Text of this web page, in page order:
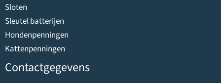
Sloten
Sleutel batterijen
Hondenpenningen
Kattenpenningen
Contactgegevens